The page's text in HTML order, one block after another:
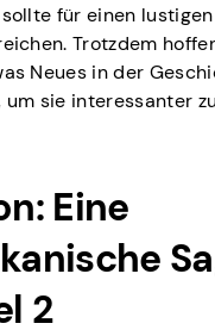
für einen lustigen
Trotzdem
Neues in der
um sie interessanter zu
Eine
2